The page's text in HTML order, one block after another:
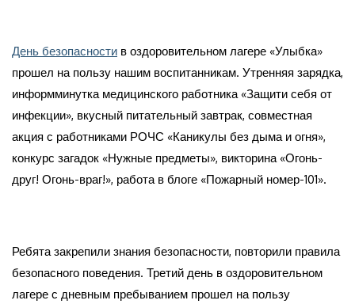
День безопасности в оздоровительном лагере «Улыбка»
прошел на пользу нашим воспитанникам. Утренняя зарядка,
информминутка медицинского работника «Защити себя от
инфекции», вкусный питательный завтрак, совместная
акция с работниками РОЧС «Каникулы без дыма и огня»,
конкурс загадок «Нужные предметы», викторина «Огонь-
друг! Огонь-враг!», работа в блоге «Пожарный номер-101».
Ребята закрепили знания безопасности, повторили правила
безопасного поведения. Третий день в оздоровительном
лагере с дневным пребыванием прошел на пользу